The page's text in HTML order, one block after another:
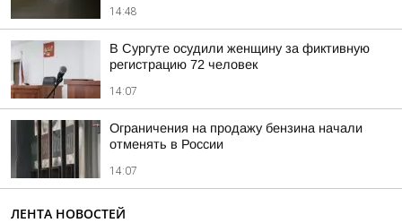
14:48
В Сургуте осудили женщину за фиктивную
регистрацию 72 человек
14:07
Ограничения на продажу бензина начали
отменять в России
14:07
ЛЕНТА НОВОСТЕЙ